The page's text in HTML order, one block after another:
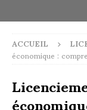
ACCUEIL
économique :